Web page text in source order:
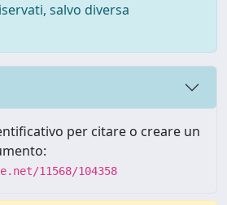
salvo diversa
per citare o creare un
11568/104358